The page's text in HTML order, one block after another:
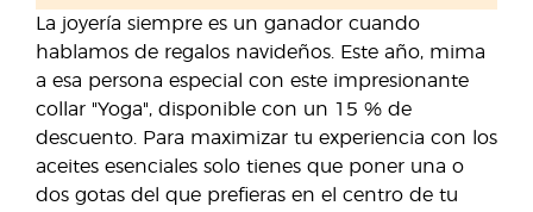
La joyería siempre es un ganador cuando
hablamos de regalos navideños. Este año, mima
a esa persona especial con este impresionante
collar "Yoga", disponible con un 15 % de
descuento. Para maximizar tu experiencia con los
aceites esenciales solo tienes que poner una o
dos gotas del que prefieras en el centro de tu